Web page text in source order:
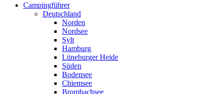
Campingführer
Deutschland
Norden
Nordsee
Sylt
Hamburg
Lüneburger Heide
Süden
Bodensee
Chiemsee
Brombachsee